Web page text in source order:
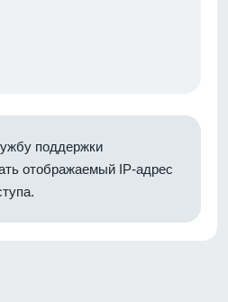
поддержки
отображаемый IP-адрес